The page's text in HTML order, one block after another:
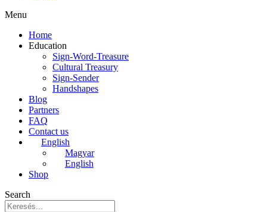
Menu
Home
Education
Sign-Word-Treasure
Cultural Treasury
Sign-Sender
Handshapes
Blog
Partners
FAQ
Contact us
English
Magyar
English
Shop
Search